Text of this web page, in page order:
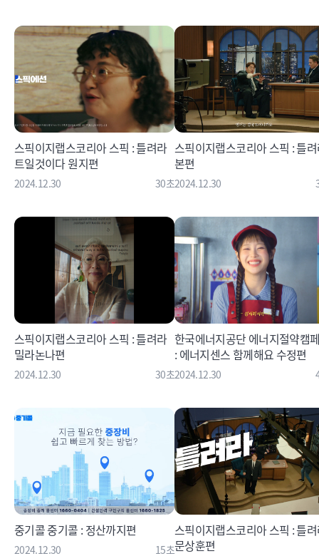
스픽이지랩스코리아 스픽 : 틀려라
트일것이다 원지편
2024.12.30 30초
스픽이지랩스코리아 스픽 : 틀
본편
2024.12.30
스픽이지랩스코리아 스픽 : 틀려라
밀라논나편
2024.12.30 30초
한국에너지공단 에너지절약캠
: 에너지센스 함께해요 수정편
2024.12.30
중기콜 중기콜 : 정산까지편
2024.12.30 15초
스픽이지랩스코리아 스픽 : 틀
문상훈편